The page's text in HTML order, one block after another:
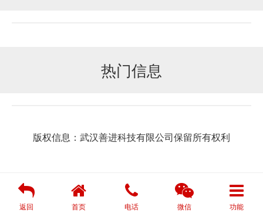
热门信息
版权信息：武汉善进科技有限公司保留所有权利
返回 首页 电话 微信 功能